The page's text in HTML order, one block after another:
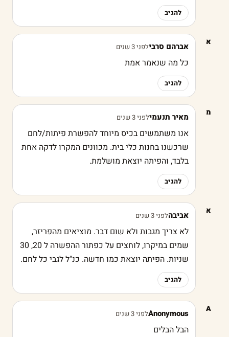
להגיב
א אברהם סרבילפני 3 שנים
כל מה שנאמר אמת
להגיב
מ מאיר תנעמילפני 3 שנים
אנו משתמשים בכיס מיוחד להפשרת פיתות/לחם
שרכשנו בחנות כלי בית. מכוונים המקרו לדקה אחת
בלבד, והפיתה יוצאת מושלמת.
להגיב
א אביבהלפני 3 שנים
לא צריך מגבות ולא שום דבר. מוציאים מהפריזר,
שמים במיקרו, לוחצים על כפתור ההפשרה ל 20, 30
שניות. הפיתה יוצאת כמו חדשה. כנ"ל לגבי כל לחם.
להגיב
A
Anonymousלפני 3 שנים
הבל הבלים